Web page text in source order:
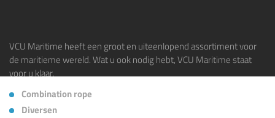
VCU Maritime heeft een groot en uiteenlopend assortiment voor
de maritieme wereld. Wat u ook nodig hebt, VCU Maritime staat
voor u klaar.
Combination rope
Diversen